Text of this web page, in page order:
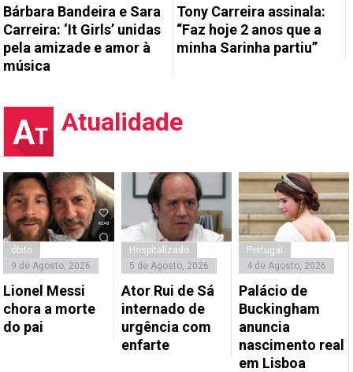
Bárbara Bandeira e Sara
Carreira: ‘It Girls’ unidas
pela amizade e amor à
música
Tony Carreira assinala:
“Faz hoje 2 anos que a
minha Sarinha partiu”
Atualidade
óbito
9 de Agosto, 2026
Lionel Messi
chora a morte
do pai
Hospitalizado
5 de Agosto, 2026
Ator Rui de Sá
internado de
urgência com
enfarte
Portugal
4 de Agosto, 2026
Palácio de
Buckingham
anuncia
nascimento real
em Lisboa